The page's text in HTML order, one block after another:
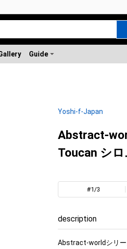
Guide
Yoshi-f-Japan
Abstract-
Toucan シ
#1/3
description
Abstract-worldシリー